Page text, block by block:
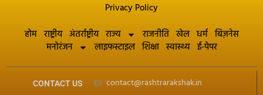
Privacy Policy
होम राष्ट्रीय अंतर्राष्ट्रीय राज्य राजनीति खेल धर्म बिज़नेस
मनोरंजन
लाइफस्टाइल शिक्षा स्वास्थ्य ई-पेपर
CONTACT US contact@rashtrarakshak.in